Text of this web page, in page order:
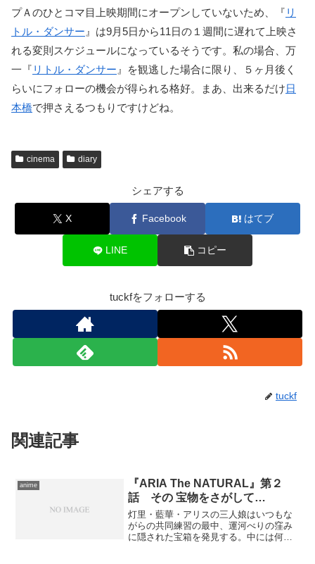
プＡのひとコマ目上映期間にオープンしていないため、『 リ
トル・ダンサー 』は9月5日から11日の１週間に遅れて上映さ
れる変則スケジュールになっているそうです。私の場合、万
一『 リトル・ダンサー 』を観逃した場合に限り、５ヶ月後く
らいにフォローの機会が得られる格好。まあ、出来るだけ日
本橋で押さえるつもりですけどね。
cinema diary
シェアする
X Facebook はてブ
LINE コピー
tuckfをフォローする
tuckf
関連記事
anime
『ARIA The NATURAL』第２
話 その 宝物をさがして…
灯里・藍華・アリスの三人娘はいつもな
がらの共同練習の最中、運河べりの窪み
に隠された宝箱を発見する。中には何か